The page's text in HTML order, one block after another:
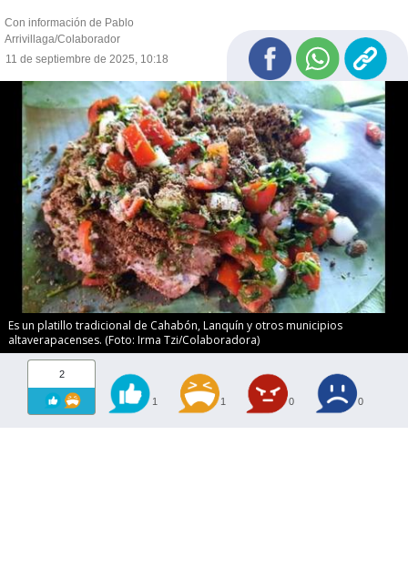
Con información de Pablo
Arrivillaga/Colaborador
11 de septiembre de 2025, 10:18
Es un platillo tradicional de Cahabón, Lanquín y otros municipios
altaverapacenses. (Foto: Irma Tzi/Colaboradora)
2
1 1 0 0